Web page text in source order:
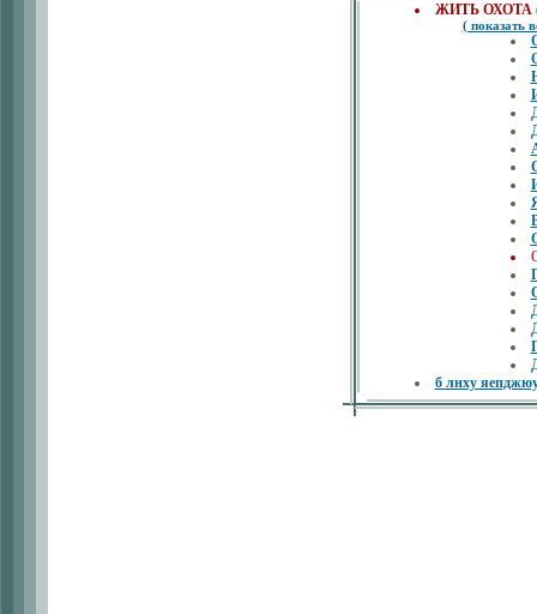
ЖИТЬ ОХОТА (
( показать
б лнху